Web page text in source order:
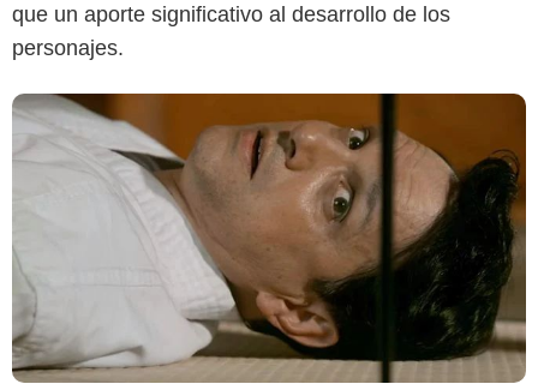
que un aporte significativo al desarrollo de los
personajes.